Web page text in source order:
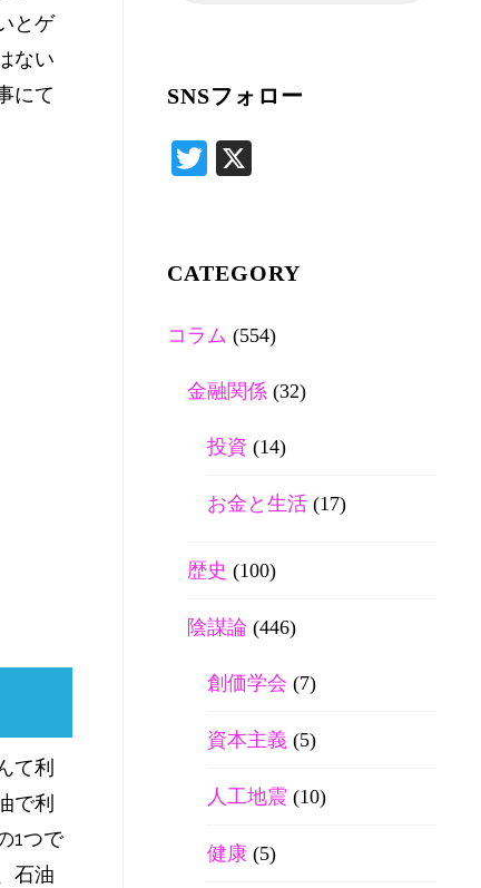
とゲ
ない
にて
て利
で利
1つで
石油
SNSフォロー
T
r
CATEGORY
コラム (554)
金融関係 (32)
投資 (14)
お金と生活 (17)
歴史 (100)
陰謀論 (446)
創価学会 (7)
資本主義 (5)
人工地震 (10)
健康 (5)